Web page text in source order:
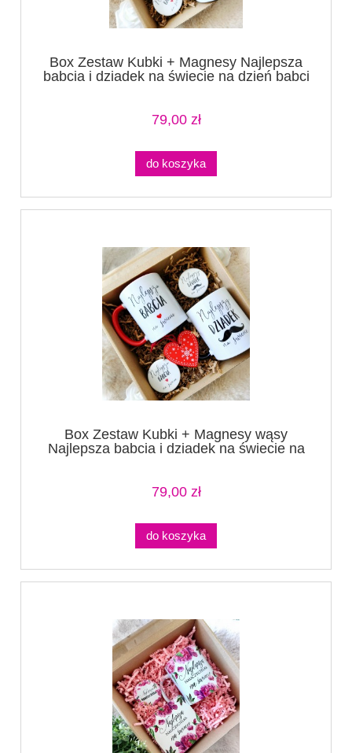
Box Zestaw Kubki + Magnesy Najlepsza
babcia i dziadek na świecie na dzień babci
79,00 zł
do koszyka
Box Zestaw Kubki + Magnesy wąsy
Najlepsza babcia i dziadek na świecie na
79,00 zł
do koszyka